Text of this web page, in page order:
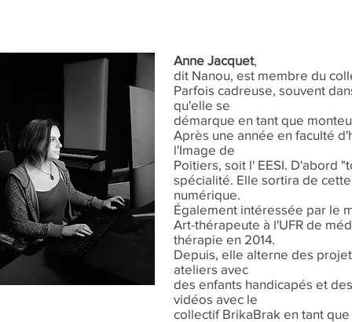
Anne Jacquet,
dit Nanou, est membre du
Parfois cadreuse, souvent
qu'elle se
démarque en tant que
Après une année en faculté
l'Image de
Poitiers, soit l' EESI. D'abord
spécialité. Elle sortira de
numérique.
Également intéressée par le
Art-thérapeute à l'UFR de
thérapie en 2014.
Depuis, elle alterne des
ateliers avec
des enfants handicapés et
vidéos avec le
collectif BrikaBrak en tant